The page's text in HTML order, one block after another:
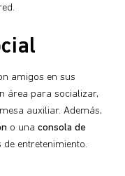
amigos en sus
área para socializar,
auxiliar. Además,
o una consola de
entretenimiento.